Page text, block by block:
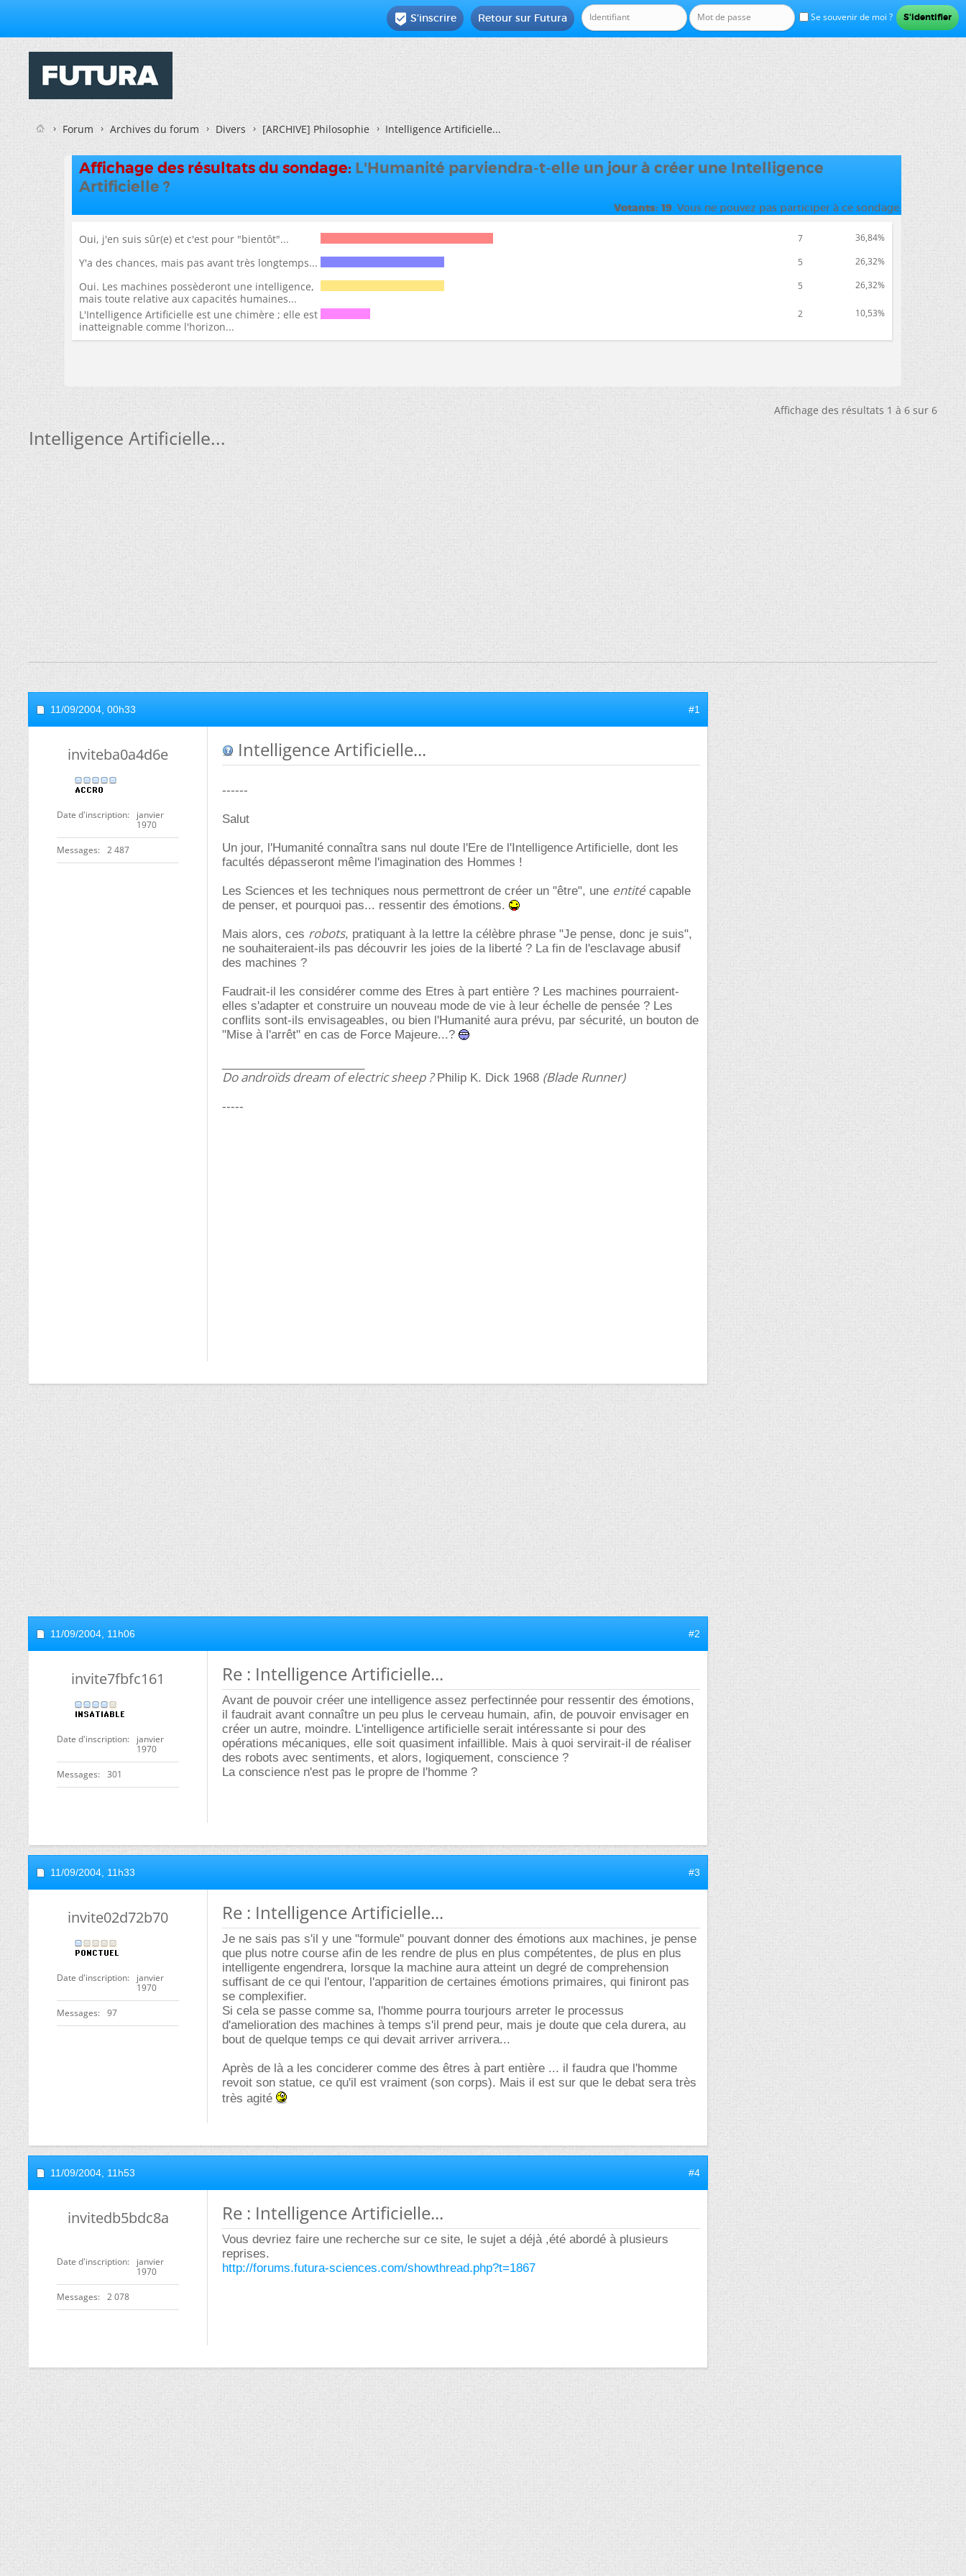
Se souvenir de moi ?
Retour sur Futura
 S'inscrire
Forum Archives du forum Divers [ARCHIVE] Philosophie Intelligence Artificielle...
Affichage des résultats du sondage: L'Humanité parviendra-t-elle un jour à créer une Intelligence
Artificielle ?
Votants 19. Vous ne pouvez pas participer à ce sondage.
Oui, j'en suis sûr(e) et c'est pour "bientôt"... 7 36,84%
Y'a des chances, mais pas avant très longtemps... 5 26,32%
Oui. Les machines possèderont une intelligence,
mais toute relative aux capacités humaines...
5 26,32%
L'Intelligence Artificielle est une chimère ; elle est
inatteignable comme l'horizon...
2 10,53%
Affichage des résultats 1 à 6 sur 6
Intelligence Artificielle...
11/09/2004, 00h33 #1
inviteba0a4d6e
Date d'inscription
janvier
1970
Messages 2 487
Intelligence Artificielle...
------
Salut
Un jour, l'Humanité connaîtra sans nul doute l'Ere de l'Intelligence Artificielle, dont les
facultés dépasseront même l'imagination des Hommes !
Les Sciences et les techniques nous permettront de créer un "être", une entitécapable
de penser, et pourquoi pas... ressentir des émotions.
Mais alors, ces robots, pratiquant à la lettre la célèbre phrase "Je pense, donc je suis",
ne souhaiteraient-ils pas découvrir les joies de la liberté ? La fin de l'esclavage abusif
des machines ?
Faudrait-il les considérer comme des Etres à part entière ? Les machines pourraient-
elles s'adapter et construire un nouveau mode de vie à leur échelle de pensée ? Les
conflits sont-ils envisageables, ou bien l'Humanité aura prévu, par sécurité, un bouton de
"Mise à l'arrêt" en cas de Force Majeure...?
Do androïds dream of electric sheep ?Philip K. Dick 1968 (Blade Runner)
-----
11/09/2004, 11h06 #2
invite7fbfc161
Date d'inscription
janvier
1970
Messages 301
Re : Intelligence Artificielle...
Avant de pouvoir créer une intelligence assez perfectinnée pour ressentir des émotions,
il faudrait avant connaître un peu plus le cerveau humain, afin, de pouvoir envisager en
créer un autre, moindre. L'intelligence artificielle serait intéressante si pour des
opérations mécaniques, elle soit quasiment infaillible. Mais à quoi servirait-il de réaliser
des robots avec sentiments, et alors, logiquement, conscience ?
La conscience n'est pas le propre de l'homme ?
11/09/2004, 11h33 #3
invite02d72b70
Date d'inscription
janvier
1970
Messages 97
Re : Intelligence Artificielle...
Je ne sais pas s'il y une "formule" pouvant donner des émotions aux machines, je pense
que plus notre course afin de les rendre de plus en plus compétentes, de plus en plus
intelligente engendrera, lorsque la machine aura atteint un degré de comprehension
suffisant de ce qui l'entour, l'apparition de certaines émotions primaires, qui finiront pas
se complexifier.
Si cela se passe comme sa, l'homme pourra tourjours arreter le processus
d'amelioration des machines à temps s'il prend peur, mais je doute que cela durera, au
bout de quelque temps ce qui devait arriver arrivera...
Après de là a les conciderer comme des êtres à part entière ... il faudra que l'homme
revoit son statue, ce qu'il est vraiment (son corps). Mais il est sur que le debat sera très
très agité
11/09/2004, 11h53 #4
invitedb5bdc8a
Date d'inscription
janvier
1970
Messages 2 078
Re : Intelligence Artificielle...
Vous devriez faire une recherche sur ce site, le sujet a déjà ,été abordé à plusieurs
reprises.
http://forums.futura-sciences.com/showthread.php?t=1867